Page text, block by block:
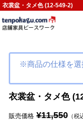
衣裳盆・タメ色 (12-549-2)
※商品の仕様を選
衣裳盆・タメ色
販売価格 ¥11,550（税